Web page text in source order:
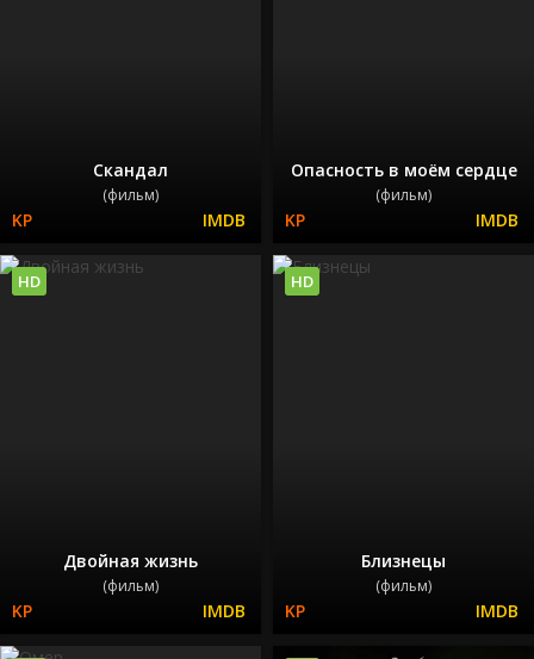
Скандал
(фильм)
Опасность в моём сердце
(фильм)
Двойная жизнь
(фильм)
HD
Близнецы
(фильм)
HD